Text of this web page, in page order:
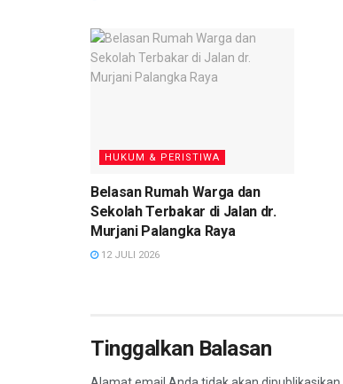
HUKUM & PERISTIWA
Belasan Rumah Warga dan
Sekolah Terbakar di Jalan dr.
Murjani Palangka Raya
12 JULI 2026
Tinggalkan Balasan